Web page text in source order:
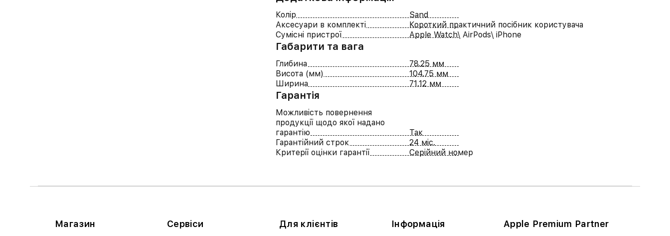
Колір
Sand
Аксесуари в комплекті
Короткий практичний посібник користувача
Сумісні пристрої
Apple Watch\ AirPods\ iPhone
Габарити та вага
Глибина
78.25 мм
Висота (мм)
104.75 мм
Ширина
71.12 мм
Гарантія
Можливість повернення
продукції щодо якої надано
гарантію
Так
Гарантійний строк
24 міс.
Критерії оцінки гарантії
Серійний номер
Магазин Сервіси Для клієнтів Інформація Apple Premium Partner